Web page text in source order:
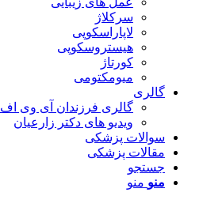
سرکلاژ
لاپاراسکوپی
هیستروسکوپی
کورتاژ
میومکتومی
گالری
گالری فرزندان آی وی اف
ویدیو های دکتر زارعیان
سوالات پزشکی
مقالات پزشکی
جستجو
منو منو